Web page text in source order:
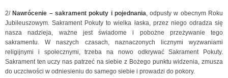
2/ Nawrócenie – sakrament pokuty i pojednania, odpusty w obecnym Roku
Jubileuszowym. Sakrament Pokuty to wielka łaska, przez niego odradza się
nasza nadzieja, ważne jest świadome i pobożne przeżywanie tego
sakramentu. W naszych czasach, naznaczonych licznymi wyzwaniami
religijnymi i społecznymi, trzeba na nowo odkrywać Sakrament Pokuty.
Sakrament ten uczy nas patrzeć na siebie z Bożego punktu widzenia, zmusza
do uczciwości w odniesieniu do samego siebie i prowadzi do pokory.